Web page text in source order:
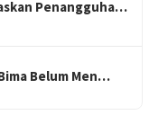
Penangguha…
Belum Men…